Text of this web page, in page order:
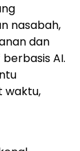
nasabah,
dan
AI.
waktu,